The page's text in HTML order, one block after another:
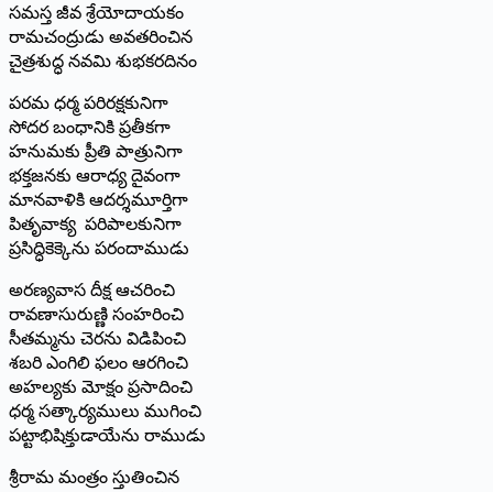
సమస్త జీవ శ్రేయోదాయకం
రామచంద్రుడు అవతరించిన
చైత్రశుద్ధ నవమి శుభకరదినం
పరమ ధర్మ పరిరక్షకునిగా
సోదర బంధానికి ప్రతీకగా
హనుమకు ప్రీతి పాత్రునిగా
భక్తజనకు ఆరాధ్య దైవంగా
మానవాళికి ఆదర్శమూర్తిగా
పితృవాక్య పరిపాలకునిగా
ప్రసిద్ధికెక్కెను పరందాముడు
అరణ్యవాస దీక్ష ఆచరించి
రావణాసురుణ్ణి సంహరించి
సీతమ్మను చెరను విడిపించి
శబరి ఎంగిలి ఫలం ఆరగించి
అహల్యకు మోక్షం ప్రసాదించి
ధర్మ సత్కార్యములు ముగించి
పట్టాభిషిక్తుడాయేను రాముడు
శ్రీరామ మంత్రం స్తుతించిన